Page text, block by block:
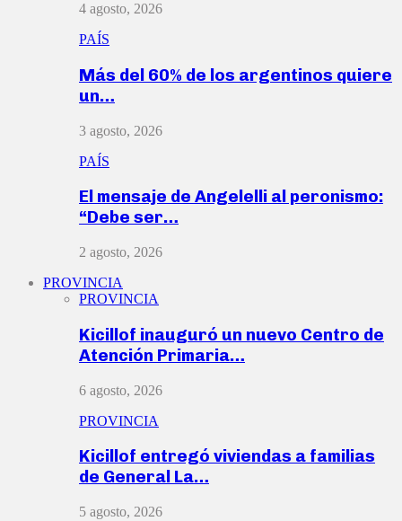
4 agosto, 2026
PAÍS
Más del 60% de los argentinos quiere
un…
3 agosto, 2026
PAÍS
El mensaje de Angelelli al peronismo:
“Debe ser…
2 agosto, 2026
PROVINCIA
PROVINCIA
Kicillof inauguró un nuevo Centro de
Atención Primaria…
6 agosto, 2026
PROVINCIA
Kicillof entregó viviendas a familias
de General La…
5 agosto, 2026